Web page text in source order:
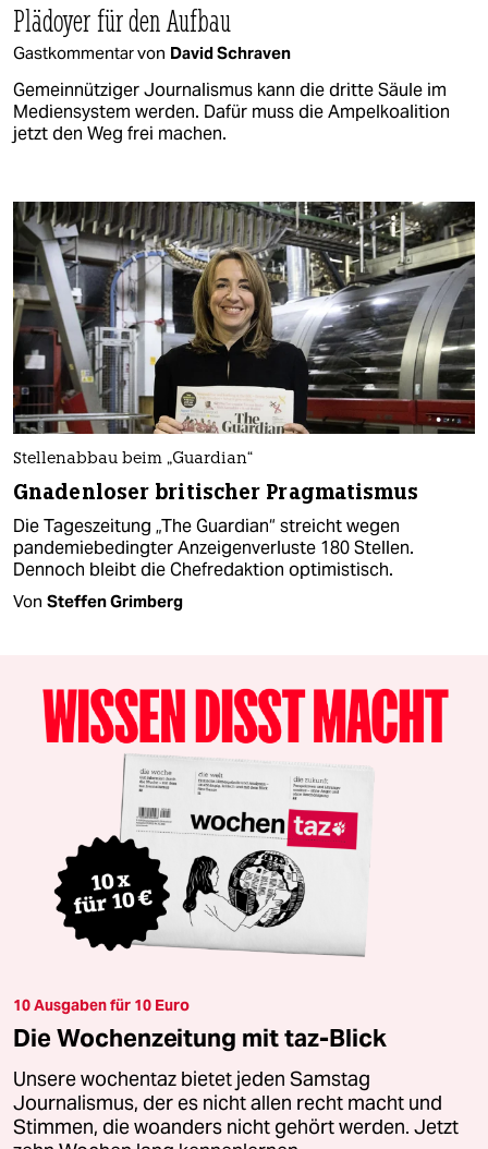
Plädoyer für den Aufbau
Gastkommentar von David Schraven
Gemeinnütziger Journalismus kann die dritte Säule im
Mediensystem werden. Dafür muss die Ampelkoalition
jetzt den Weg frei machen.
Stellenabbau beim „Guardian“
Gnadenloser britischer Pragmatismus
Die Tageszeitung „The Guardian“ streicht wegen
pandemiebedingter Anzeigenverluste 180 Stellen.
Dennoch bleibt die Chefredaktion optimistisch.
Von Steffen Grimberg
10 Ausgaben für 10 Euro
Die Wochenzeitung mit taz-Blick
Unsere wochentaz bietet jeden Samstag
Journalismus, der es nicht allen recht macht und
Stimmen, die woanders nicht gehört werden. Jetzt